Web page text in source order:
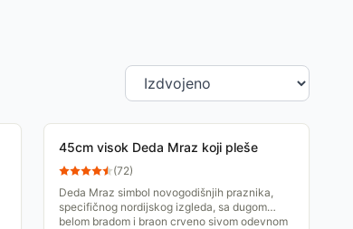
45cm visok Deda Mraz koji pleše
(72)
Deda Mraz simbol novogodišnjih praznika,
specifičnog nordijskog izgleda, sa dugom
belom bradom i braon crveno sivom odevnom